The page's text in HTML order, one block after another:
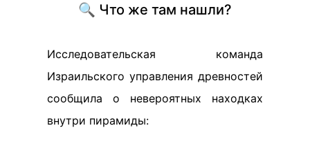
🔍 Что же там нашли?
Исследовательская команда
Израильского управления древностей
сообщила о невероятных находках
внутри пирамиды: